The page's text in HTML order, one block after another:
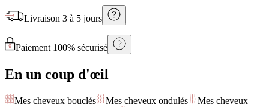
Livraison 3 à 5 jours
Paiement 100% sécurisé
En un coup d'œil
Mes cheveux bouclés Mes cheveux ondulés
Mes cheveux